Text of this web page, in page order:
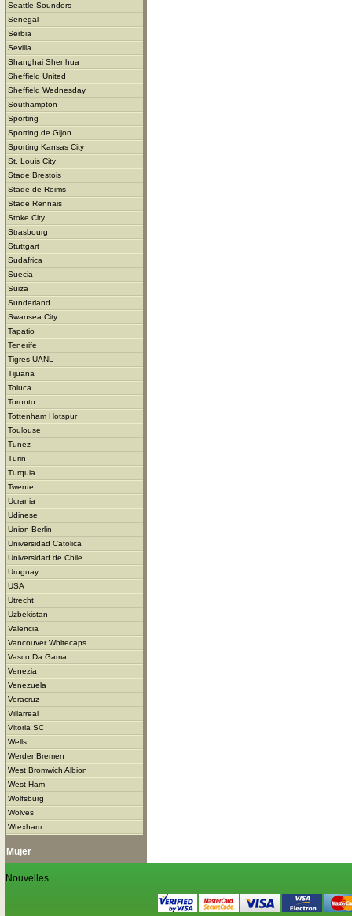
Seattle Sounders
Senegal
Serbia
Sevilla
Shanghai Shenhua
Sheffield United
Sheffield Wednesday
Southampton
Sporting
Sporting de Gijon
Sporting Kansas City
St. Louis City
Stade Brestois
Stade de Reims
Stade Rennais
Stoke City
Strasbourg
Stuttgart
Sudafrica
Suecia
Suiza
Sunderland
Swansea City
Tapatio
Tenerife
Tigres UANL
Tijuana
Toluca
Toronto
Tottenham Hotspur
Toulouse
Tunez
Turin
Turquia
Twente
Ucrania
Udinese
Union Berlin
Universidad Catolica
Universidad de Chile
Uruguay
USA
Utrecht
Uzbekistan
Valencia
Vancouver Whitecaps
Vasco Da Gama
Venezia
Venezuela
Veracruz
Villarreal
Vitoria SC
Wells
Werder Bremen
West Bromwich Albion
West Ham
Wolfsburg
Wolves
Wrexham
Mujer
Nouvelles